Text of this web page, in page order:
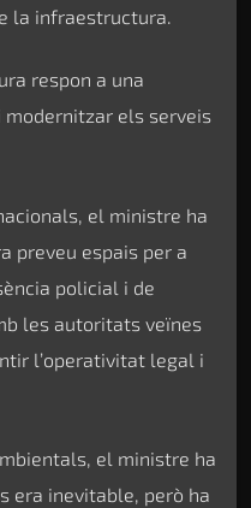
la infraestructura.
respon a una
els serveis
el ministre ha
preveu espais per a
policial i de
les autoritats veïnes
l’operativitat legal i
el ministre ha
era inevitable, però ha